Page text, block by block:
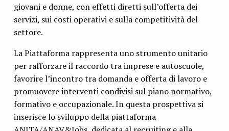
giovani e donne, con effetti diretti sull’offerta dei
servizi, sui costi operativi e sulla competitività del
settore.
La Piattaforma rappresenta uno strumento unitario
per rafforzare il raccordo tra imprese e autoscuole,
favorire l’incontro tra domanda e offerta di lavoro e
promuovere interventi condivisi sul piano normativo,
formativo e occupazionale. In questa prospettiva si
inserisce lo sviluppo della piattaforma